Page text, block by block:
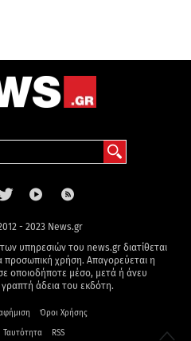
- 2023 News.gr
υπηρεσιών του news.gr διατίθεται
προσωπική χρήση. Απαγορεύεται η
οποιοδήποτε μέσο, μετά ή άνευ
άδεια του εκδότη.
Όροι Χρήσης
Ταυτότητα RSS